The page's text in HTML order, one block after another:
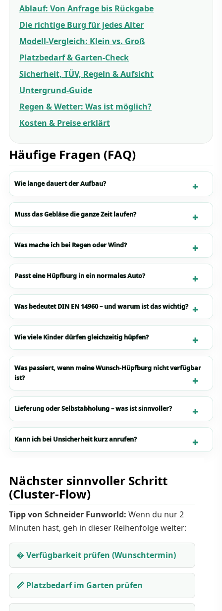
Ablauf: Von Anfrage bis Rückgabe
Die richtige Burg für jedes Alter
Modell-Vergleich: Klein vs. Groß
Platzbedarf & Garten-Check
Sicherheit, TÜV, Regeln & Aufsicht
Untergrund-Guide
Regen & Wetter: Was ist möglich?
Kosten & Preise erklärt
Häufige Fragen (FAQ)
Wie lange dauert der Aufbau?
Muss das Gebläse die ganze Zeit laufen?
Was mache ich bei Regen oder Wind?
Passt eine Hüpfburg in ein normales Auto?
Was bedeutet DIN EN 14960 – und warum ist das wichtig?
Wie viele Kinder dürfen gleichzeitig hüpfen?
Was passiert, wenn meine Wunsch-Hüpfburg nicht verfügbar
ist?
Lieferung oder Selbstabholung – was ist sinnvoller?
Kann ich bei Unsicherheit kurz anrufen?
Nächster sinnvoller Schritt
(Cluster-Flow)
Tipp von Schneider Funworld: Wenn du nur 2
Minuten hast, geh in dieser Reihenfolge weiter:
� Verfügbarkeit prüfen (Wunschtermin)
📏 Platzbedarf im Garten prüfen